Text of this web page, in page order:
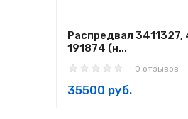
Распредвал
191874 (н...
0 отзывов
35500 руб.